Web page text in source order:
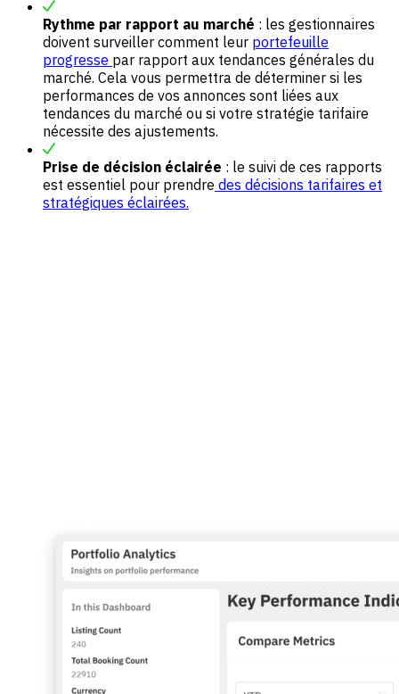
Rythme par rapport au marché : les gestionnaires
doivent surveiller comment leur portefeuille
progresse par rapport aux tendances générales du
marché. Cela vous permettra de déterminer si les
performances de vos annonces sont liées aux
tendances du marché ou si votre stratégie tarifaire
nécessite des ajustements.
Prise de décision éclairée : le suivi de ces rapports
est essentiel pour prendre des décisions tarifaires et
stratégiques éclairées.